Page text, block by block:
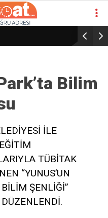
Bilim
İLE
TÜBİTAK
“YUNUS’UN
ŞENLİĞİ”